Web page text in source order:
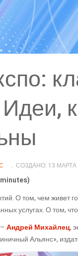
СОЗДАНО: 13 МАРТА
О том, чем живет
услугах. О том,
Андрей Михайлец,
Альянс»,